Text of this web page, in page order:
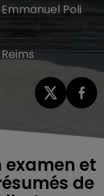
Poli
examen et
de